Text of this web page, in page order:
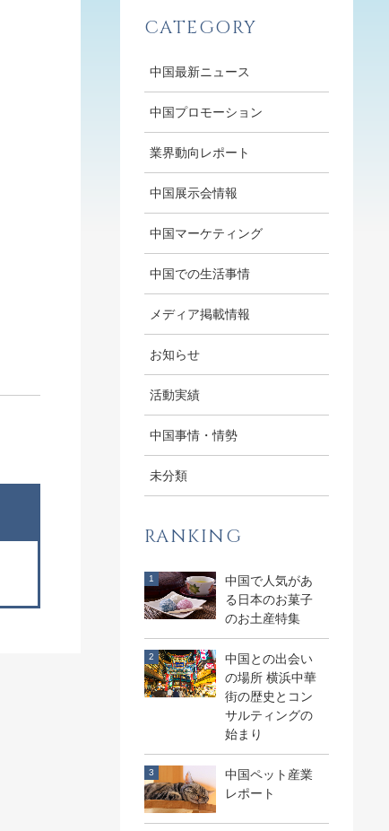
CATEGORY
中国最新ニュース
中国プロモーション
業界動向レポート
中国展示会情報
中国マーケティング
中国での生活事情
メディア掲載情報
お知らせ
活動実績
中国事情・情勢
未分類
RANKING
中国で人気があ
る日本のお菓子
のお土産特集
中国との出会い
の場所 横浜中華
街の歴史とコン
サルティングの
始まり
中国ペット産業
レポート